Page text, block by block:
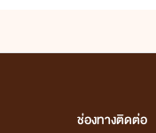
ช่องทางติดต่อ